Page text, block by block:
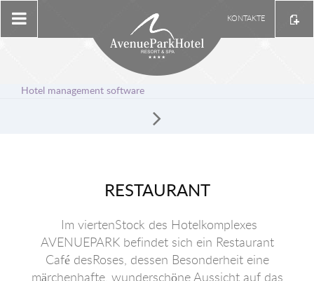
KONTAKTE
Hotel management software
RESTAURANT
Im viertenStock des Hotelkomplexes
AVENUEPARK befindet sich ein Restaurant
Café desRoses, dessen Besonderheit eine
märchenhafte, wunderschöne Aussicht auf das